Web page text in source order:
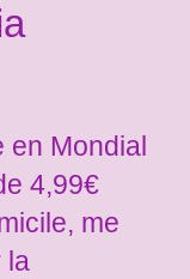
en Mondial
4,99€
me
la